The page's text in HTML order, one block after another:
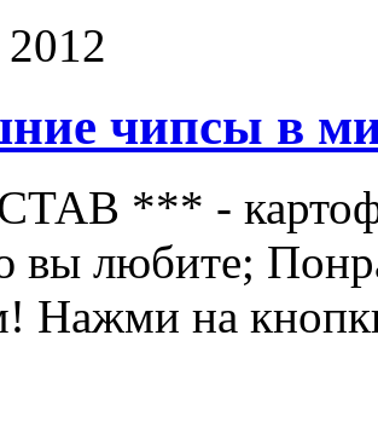
чипсы в
*** -
вы любите;
Нажми на